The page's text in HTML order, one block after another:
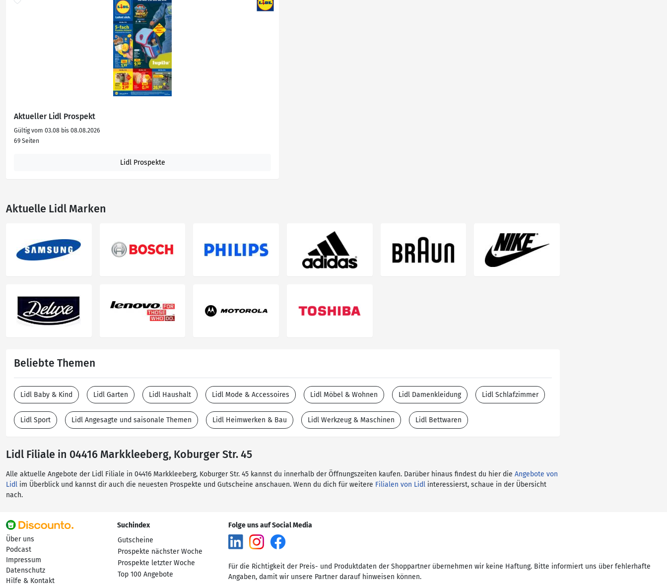
Aktueller Lidl Prospekt
Gültig vom 03.08 bis 08.08.2026
69 Seiten
Lidl Prospekte
Aktuelle Lidl Marken
Beliebte Themen
Lidl Baby & Kind Lidl Garten Lidl Haushalt Lidl Mode & Accessoires Lidl Möbel & Wohnen Lidl Damenkleidung Lidl Schlafzimmer
Lidl Sport Lidl Angesagte und saisonale Themen Lidl Heimwerken & Bau Lidl Werkzeug & Maschinen Lidl Bettwaren
Lidl Filiale in 04416 Markkleeberg, Koburger Str. 45
Alle aktuelle Angebote der Lidl Filiale in 04416 Markkleeberg, Koburger Str. 45 kannst du innerhalb der Öffnungszeiten kaufen. Darüber hinaus findest du hier die Angebote von
Lidl im Überblick und kannst dir auch die neuesten Prospekte und Gutscheine anschauen. Wenn du dich für weitere Filialen von Lidl interessierst, schaue in der Übersicht
nach.
Über uns
Podcast
Impressum
Datenschutz
Hilfe & Kontakt
Suchindex
Gutscheine
Prospekte nächster Woche
Prospekte letzter Woche
Top 100 Angebote
Folge uns auf Social Media
Für die Richtigkeit der Preis- und Produktdaten der Shoppartner übernehmen wir keine Haftung. Bitte informiert uns über fehlerhafte
Angaben, damit wir unsere Partner darauf hinweisen können.